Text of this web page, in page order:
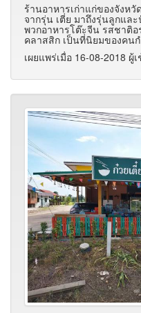
ร้านอาหารเก่าแก่ของจังห
จากรุ่น เตี่ย มาถึงรุ่นลูกแล
พวกอาหารโต๊ะจีน รสชาติ
คลาสสิก เป็นที่นิยมของคน
เผยแพร่เมื่อ 16-08-2018 ผู้